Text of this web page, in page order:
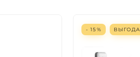
- 15% ВЫГОДА